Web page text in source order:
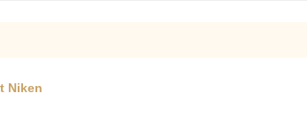
Niken